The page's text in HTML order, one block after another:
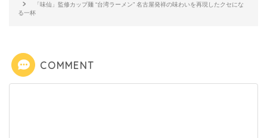
「味仙」監修カップ麺 “台湾ラーメン” 名古屋発祥の味わいを再現したクセにな
る一杯
COMMENT